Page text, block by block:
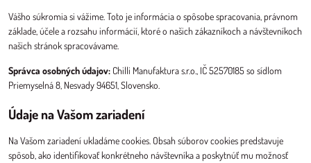
Vášho súkromia si vážime. Toto je informácia o spôsobe spracovania, právnom
základe, účele a rozsahu informácií, ktoré o našich zákazníkoch a návštevníkoch
našich stránok spracovávame.
Správca osobných údajov: Chilli Manufaktura s.r.o., IČ 52570185 so sídlom
Priemyselná 8, Nesvady 94651, Slovensko.
Údaje na Vašom zariadení
Na Vašom zariadení ukladáme cookies. Obsah súborov cookies predstavuje
spôsob, ako identifikovať konkrétneho návštevníka a poskytnúť mu možnosť